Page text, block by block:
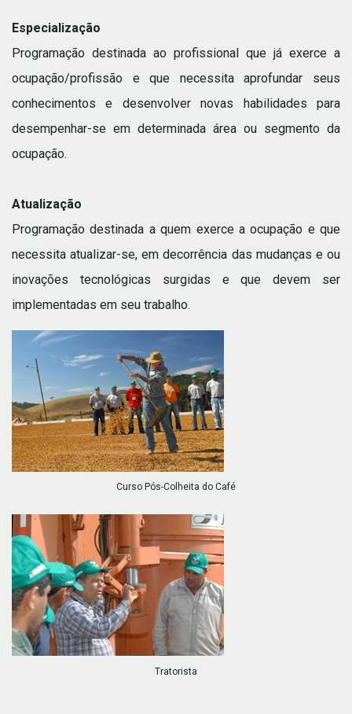
Especialização
Programação destinada ao profissional que já exerce a
ocupação/profissão e que necessita aprofundar seus
conhecimentos e desenvolver novas habilidades para
desempenhar-se em determinada área ou segmento da
ocupação.
Atualização
Programação destinada a quem exerce a ocupação e que
necessita atualizar-se, em decorrência das mudanças e ou
inovações tecnológicas surgidas e que devem ser
implementadas em seu trabalho.
Curso Pós-Colheita do Café
Tratorista